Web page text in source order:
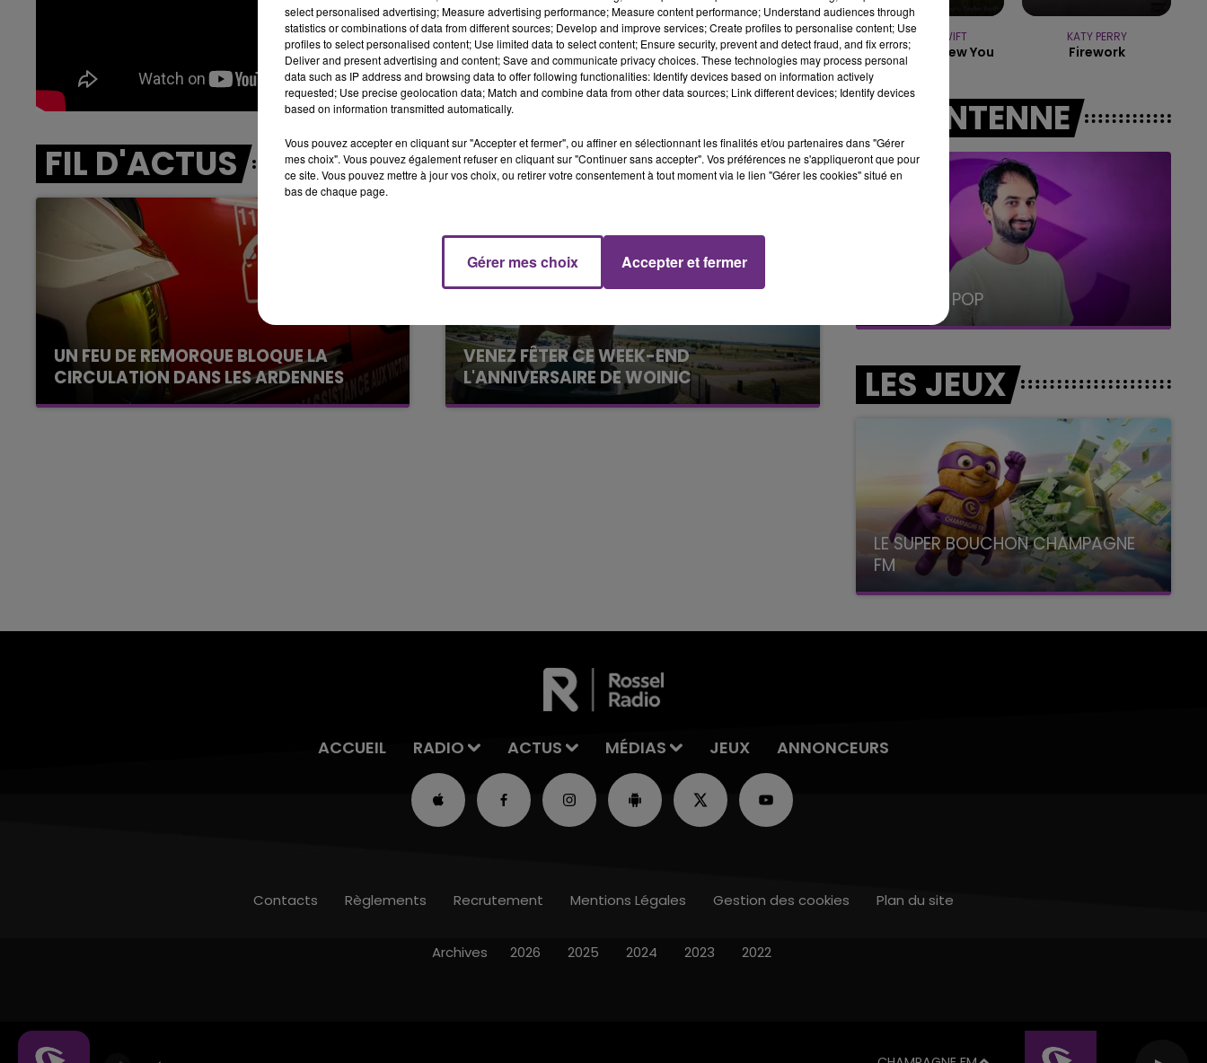
FIL D'ACTUS
UN FEU DE REMORQUE BLOQUE LA
CIRCULATION DANS LES ARDENNES
Un feu de remorque s'est déclaré ce mercredi
VENEZ FÊTER CE WEEK-END
L'ANNIVERSAIRE DE WOINIC
Ce samedi 8 août sera un grand jour :
TAYLOR SWIFT
I Knew It, I Knew You
KATY PERRY
Firework
A L'ANTENNE
15h00 - 19h00
Le Club Champagne FM LA RADIO POP
LES JEUX
LE SUPER BOUCHON CHAMPAGNE
FM
avec La Famille Champagne FM, à 8H10
ACCUEIL RADIO ACTUS MÉDIAS JEUX ANNONCEURS
Contacts Règlements Recrutement Mentions Légales Gestion des cookies Plan du site
Archives 2026 2025 2024 2023 2022
select personalised advertising; Measure advertising performance; Measure content performance; Understand audiences through
statistics or combinations of data from different sources; Develop and improve services; Create profiles to personalise content; Use
profiles to select personalised content; Use limited data to select content; Ensure security, prevent and detect fraud, and fix errors;
Deliver and present advertising and content; Save and communicate privacy choices. These technologies may process personal
data such as IP address and browsing data to offer following functionalities: Identify devices based on information actively
requested; Use precise geolocation data; Match and combine data from other data sources; Link different devices; Identify devices
based on information transmitted automatically.
Vous pouvez accepter en cliquant sur "Accepter et fermer", ou affiner en sélectionnant les finalités et/ou partenaires dans "Gérer
mes choix". Vous pouvez également refuser en cliquant sur "Continuer sans accepter". Vos préférences ne s'appliqueront que pour
ce site. Vous pouvez mettre à jour vos choix, ou retirer votre consentement à tout moment via le lien "Gérer les cookies" situé en
bas de chaque page.
Gérer mes choix Accepter et fermer